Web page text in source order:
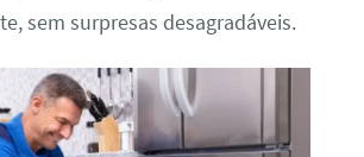
sem surpresas desagradáveis.